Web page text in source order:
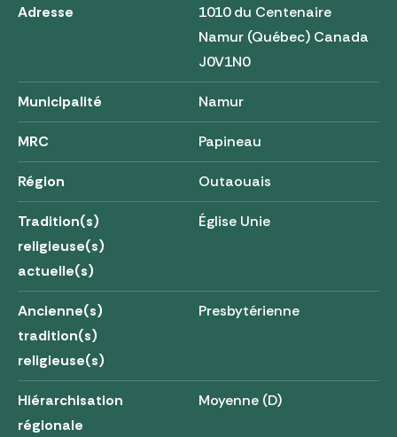
Adresse
1010 du Centenaire
Namur (Québec) Canada
J0V1N0
Municipalité Namur
MRC Papineau
Région Outaouais
Tradition(s)
religieuse(s)
actuelle(s)
Église Unie
Ancienne(s)
tradition(s)
religieuse(s)
Presbytérienne
Hiérarchisation
régionale
Moyenne (D)